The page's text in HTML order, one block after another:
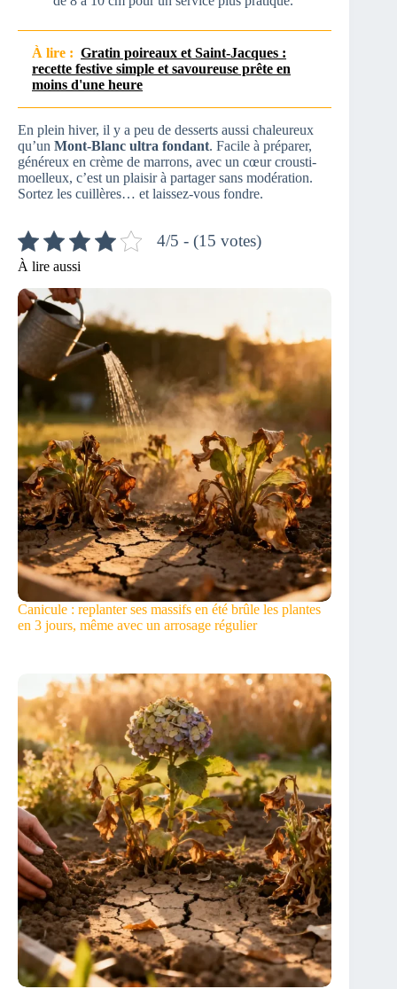
À lire : Gratin poireaux et Saint-Jacques :
recette festive simple et savoureuse prête en
moins d'une heure
En plein hiver, il y a peu de desserts aussi chaleureux
qu’un Mont-Blanc ultra fondant. Facile à préparer,
généreux en crème de marrons, avec un cœur crousti-
moelleux, c’est un plaisir à partager sans modération.
Sortez les cuillères… et laissez-vous fondre.
4/5 - (15 votes)
À lire aussi
Canicule : replanter ses massifs en été brûle les plantes
en 3 jours, même avec un arrosage régulier